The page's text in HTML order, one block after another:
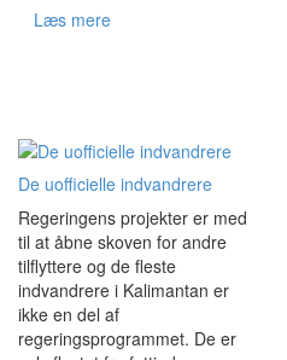
Læs mere
De uofficielle indvandrere
Regeringens projekter er med
til at åbne skoven for andre
tilflyttere og de fleste
indvandrere i Kalimantan er
ikke en del af
regeringsprogrammet. De er